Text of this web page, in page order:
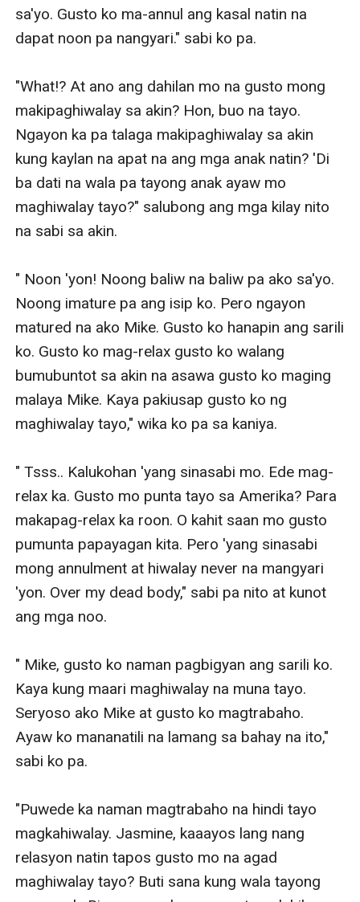
sa'yo. Gusto ko ma-annul ang kasal natin na
dapat noon pa nangyari." sabi ko pa.
"What!? At ano ang dahilan mo na gusto mong
makipaghiwalay sa akin? Hon, buo na tayo.
Ngayon ka pa talaga makipaghiwalay sa akin
kung kaylan na apat na ang mga anak natin? 'Di
ba dati na wala pa tayong anak ayaw mo
maghiwalay tayo?" salubong ang mga kilay nito
na sabi sa akin.
" Noon 'yon! Noong baliw na baliw pa ako sa'yo.
Noong imature pa ang isip ko. Pero ngayon
matured na ako Mike. Gusto ko hanapin ang sarili
ko. Gusto ko mag-relax gusto ko walang
bumubuntot sa akin na asawa gusto ko maging
malaya Mike. Kaya pakiusap gusto ko ng
maghiwalay tayo," wika ko pa sa kaniya.
" Tsss.. Kalukohan 'yang sinasabi mo. Ede mag-
relax ka. Gusto mo punta tayo sa Amerika? Para
makapag-relax ka roon. O kahit saan mo gusto
pumunta papayagan kita. Pero 'yang sinasabi
mong annulment at hiwalay never na mangyari
'yon. Over my dead body," sabi pa nito at kunot
ang mga noo.
" Mike, gusto ko naman pagbigyan ang sarili ko.
Kaya kung maari maghiwalay na muna tayo.
Seryoso ako Mike at gusto ko magtrabaho.
Ayaw ko mananatili na lamang sa bahay na ito,"
sabi ko pa.
"Puwede ka naman magtrabaho na hindi tayo
magkahiwalay. Jasmine, kaaayos lang nang
relasyon natin tapos gusto mo na agad
maghiwalay tayo? Buti sana kung wala tayong